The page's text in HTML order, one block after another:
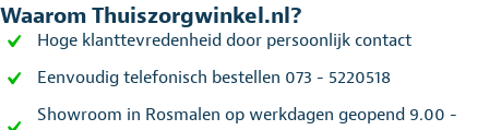
Waarom Thuiszorgwinkel.nl?
Hoge klanttevredenheid door persoonlijk contact
Eenvoudig telefonisch bestellen 073 - 5220518
Showroom in Rosmalen op werkdagen geopend 9.00 -